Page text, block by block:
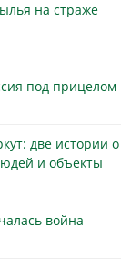
на страже
под прицелом
две истории о
и объекты
война